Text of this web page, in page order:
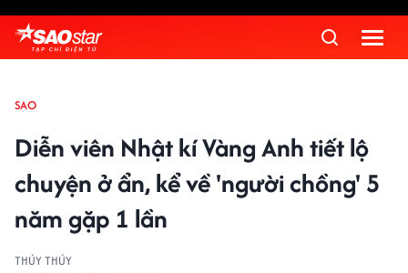
SAO
Diễn viên Nhật kí Vàng Anh tiết lộ
chuyện ở ẩn, kể về 'người chồng' 5
năm gặp 1 lần
THÚY THÚY